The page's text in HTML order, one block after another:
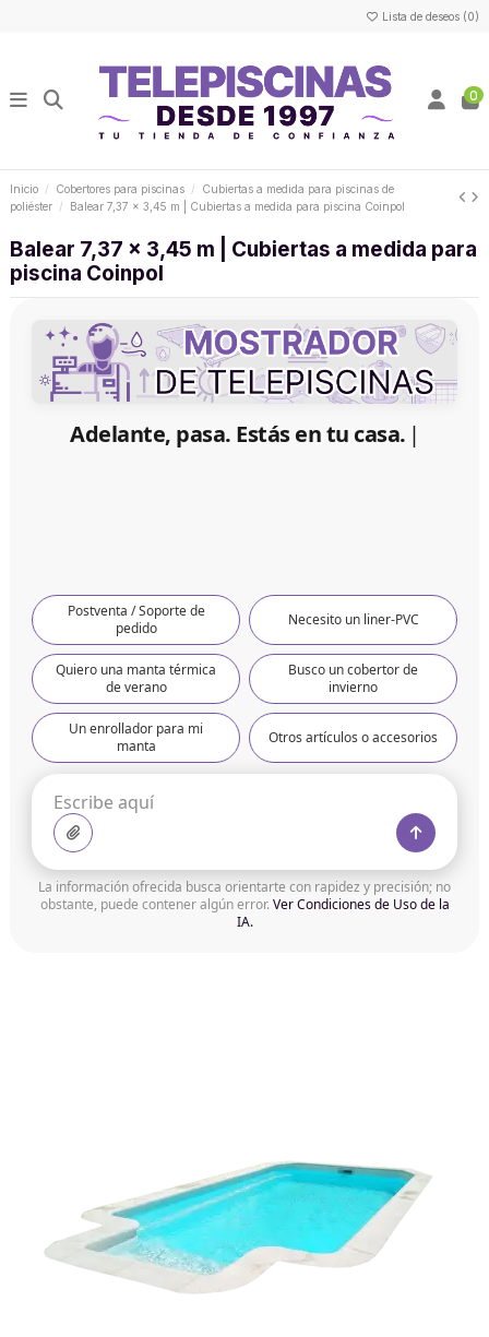
Lista de deseos (0)
0
Inicio Cobertores para piscinas
Cubiertas a medida para piscinas de
poliéster
Balear 7,37 x 3,45 m | Cubiertas a medida para piscina Coinpol
Balear 7,37 x 3,45 m | Cubiertas a medida para
piscina Coinpol
Adelante, pasa. Estás en tu casa.
Postventa / Soporte de
pedido
Necesito un liner-PVC
Quiero una manta térmica
de verano
Busco un cobertor de
invierno
Un enrollador para mi
manta
Otros artículos o accesorios
La información ofrecida busca orientarte con rapidez y precisión; no
obstante, puede contener algún error.Ver Condiciones de Uso de la
IA.